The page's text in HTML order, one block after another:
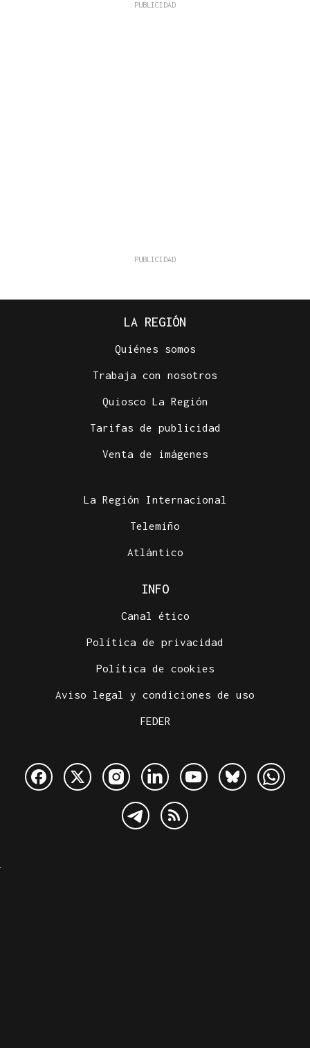
LA REGIÓN
Quiénes somos
Trabaja con nosotros
Quiosco La Región
Tarifas de publicidad
Venta de imágenes
La Región Internacional
Telemiño
Atlántico
INFO
Canal ético
Política de privacidad
Política de cookies
Aviso legal y condiciones de uso
FEDER